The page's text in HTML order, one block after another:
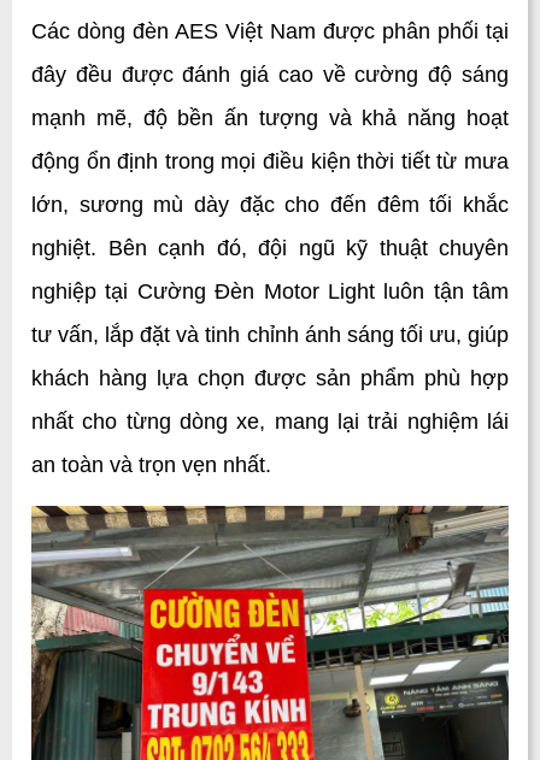
Các dòng đèn AES Việt Nam được phân phối tại
đây đều được đánh giá cao về cường độ sáng
mạnh mẽ, độ bền ấn tượng và khả năng hoạt
động ổn định trong mọi điều kiện thời tiết từ mưa
lớn, sương mù dày đặc cho đến đêm tối khắc
nghiệt. Bên cạnh đó, đội ngũ kỹ thuật chuyên
nghiệp tại Cường Đèn Motor Light luôn tận tâm
tư vấn, lắp đặt và tinh chỉnh ánh sáng tối ưu, giúp
khách hàng lựa chọn được sản phẩm phù hợp
nhất cho từng dòng xe, mang lại trải nghiệm lái
an toàn và trọn vẹn nhất.